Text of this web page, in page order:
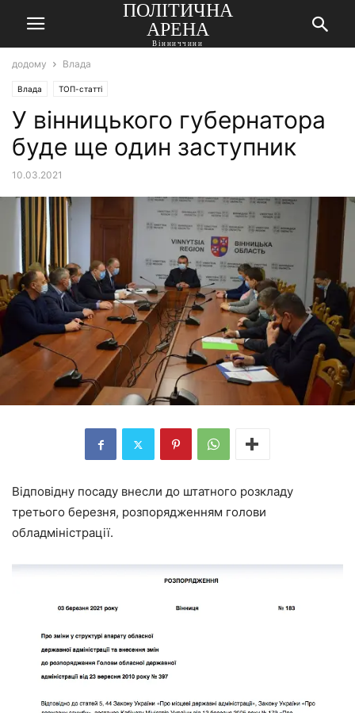
ПОЛІТИЧНА
АРЕНА
Вінниччини
додому Влада
Влада ТОП-статті
У вінницького губернатора
буде ще один заступник
10.03.2021
Відповідну посаду внесли до штатного розкладу
третього березня, розпорядженням голови
обладміністрації.